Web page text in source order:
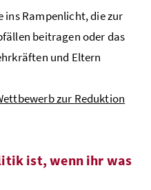
ins Rampenlicht, die zur
beitragen oder das
und Eltern
zur Reduktion
ist, wenn ihr was